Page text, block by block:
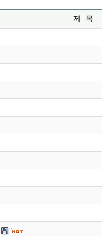
제 목